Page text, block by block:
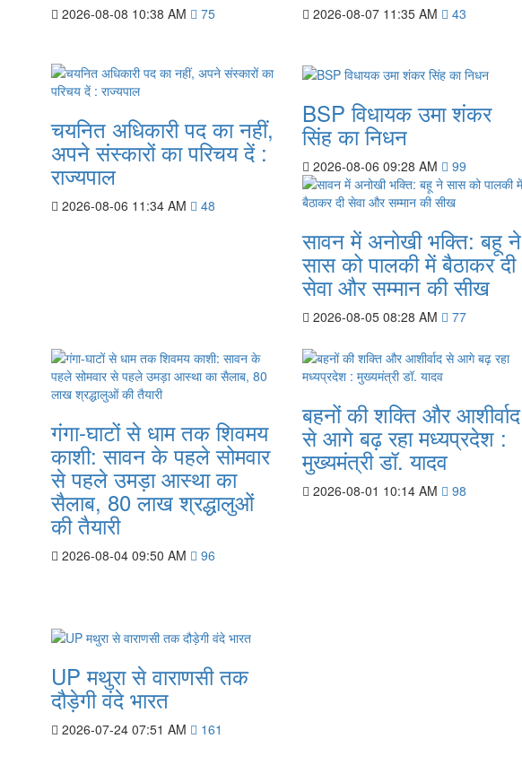
2026-08-08 10:38 AM 75 2026-08-07 11:35 AM 43
चयनित अधिकारी पद का नहीं,
अपने संस्कारों का परिचय दें :
राज्यपाल
2026-08-06 11:34 AM 48
BSP विधायक उमा शंकर
सिंह का निधन
2026-08-06 09:28 AM 99
सावन में अनोखी भक्ति: बहू ने
सास को पालकी में बैठाकर दी
सेवा और सम्मान की सीख
2026-08-05 08:28 AM 77
गंगा-घाटों से धाम तक शिवमय
काशी: सावन के पहले सोमवार
से पहले उमड़ा आस्था का
सैलाब, 80 लाख श्रद्धालुओं
की तैयारी
2026-08-04 09:50 AM 96
बहनों की शक्ति और आशीर्वाद
से आगे बढ़ रहा मध्यप्रदेश :
मुख्यमंत्री डॉ. यादव
2026-08-01 10:14 AM 98
UP मथुरा से वाराणसी तक
दौड़ेगी वंदे भारत
2026-07-24 07:51 AM 161